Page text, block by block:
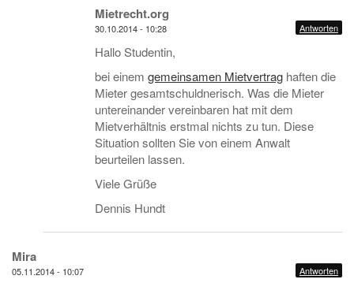
Mietrecht.org
30.10.2014 - 10:28 Antworten
Hallo Studentin,
bei einem gemeinsamen Mietvertrag haften die
Mieter gesamtschuldnerisch. Was die Mieter
untereinander vereinbaren hat mit dem
Mietverhältnis erstmal nichts zu tun. Diese
Situation sollten Sie von einem Anwalt
beurteilen lassen.
Viele Grüße
Dennis Hundt
Mira
05.11.2014 - 10:07 Antworten